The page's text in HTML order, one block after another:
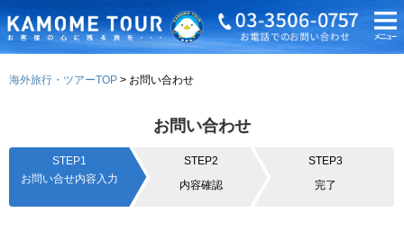
海外旅行・ツアーTOP お問い合わせ
お問い合わせ
STEP1
お問い合せ内容入力
STEP2
内容確認
STEP3
完了